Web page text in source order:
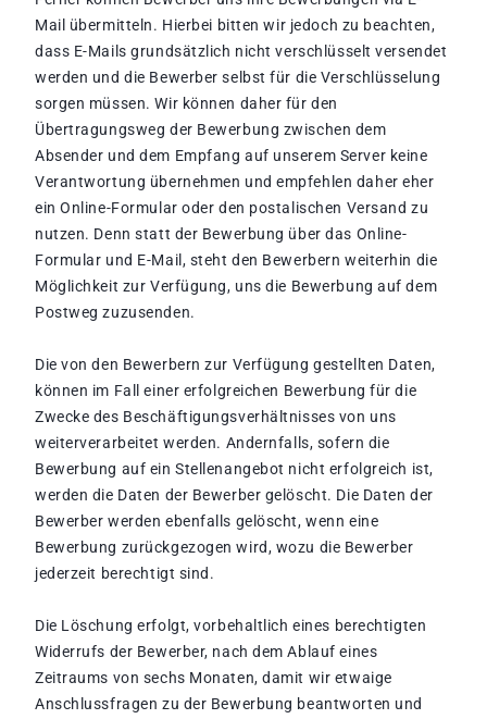
Mail übermitteln. Hierbei bitten wir jedoch zu beachten,
dass E-Mails grundsätzlich nicht verschlüsselt versendet
werden und die Bewerber selbst für die Verschlüsselung
sorgen müssen. Wir können daher für den
Übertragungsweg der Bewerbung zwischen dem
Absender und dem Empfang auf unserem Server keine
Verantwortung übernehmen und empfehlen daher eher
ein Online-Formular oder den postalischen Versand zu
nutzen. Denn statt der Bewerbung über das Online-
Formular und E-Mail, steht den Bewerbern weiterhin die
Möglichkeit zur Verfügung, uns die Bewerbung auf dem
Postweg zuzusenden.
Die von den Bewerbern zur Verfügung gestellten Daten,
können im Fall einer erfolgreichen Bewerbung für die
Zwecke des Beschäftigungsverhältnisses von uns
weiterverarbeitet werden. Andernfalls, sofern die
Bewerbung auf ein Stellenangebot nicht erfolgreich ist,
werden die Daten der Bewerber gelöscht. Die Daten der
Bewerber werden ebenfalls gelöscht, wenn eine
Bewerbung zurückgezogen wird, wozu die Bewerber
jederzeit berechtigt sind.
Die Löschung erfolgt, vorbehaltlich eines berechtigten
Widerrufs der Bewerber, nach dem Ablauf eines
Zeitraums von sechs Monaten, damit wir etwaige
Anschlussfragen zu der Bewerbung beantworten und